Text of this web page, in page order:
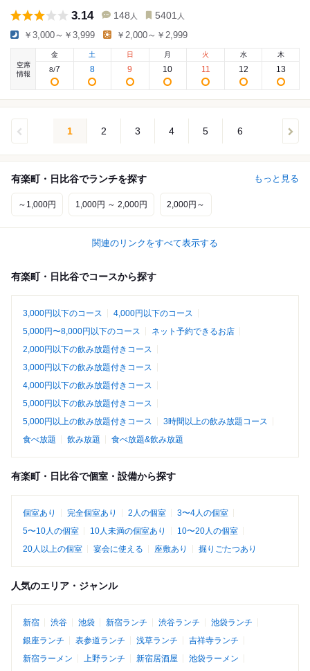
3.14 148 人 5401 人
￥3,000～￥3,999 ￥2,000～￥2,999
空席
情報
金
8/7
土
8
日
9
月
10
火
11
水
12
木
13
1 2 3 4 5 6
有楽町・日比谷でランチを探す もっと見る
～1,000円 1,000円 ～ 2,000円 2,000円～
関連のリンクをすべて表示する
有楽町・日比谷でコースから探す
3,000円以下のコース
4,000円以下のコース
5,000円〜8,000円以下のコース
ネット予約できるお店
2,000円以下の飲み放題付きコース
3,000円以下の飲み放題付きコース
4,000円以下の飲み放題付きコース
5,000円以下の飲み放題付きコース
5,000円以上の飲み放題付きコース
3時間以上の飲み放題コース
食べ放題
飲み放題 食べ放題&飲み放題
有楽町・日比谷で個室・設備から探す
個室あり 完全個室あり 2人の個室
3〜4人の個室
5〜10人の個室
10人未満の個室あり
10〜20人の個室
20人以上の個室
宴会に使える 座敷あり 掘りごたつあり
人気のエリア・ジャンル
新宿 渋谷 池袋 新宿ランチ 渋谷ランチ
池袋ランチ
銀座ランチ
表参道ランチ 浅草ランチ
吉祥寺ランチ
新宿ラーメン
上野ランチ 新宿居酒屋
池袋ラーメン